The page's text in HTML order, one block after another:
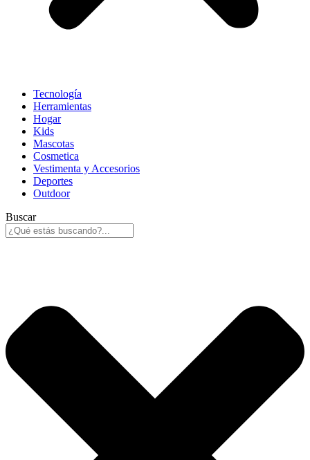
Tecnología
Herramientas
Hogar
Kids
Mascotas
Cosmetica
Vestimenta y Accesorios
Deportes
Outdoor
Buscar